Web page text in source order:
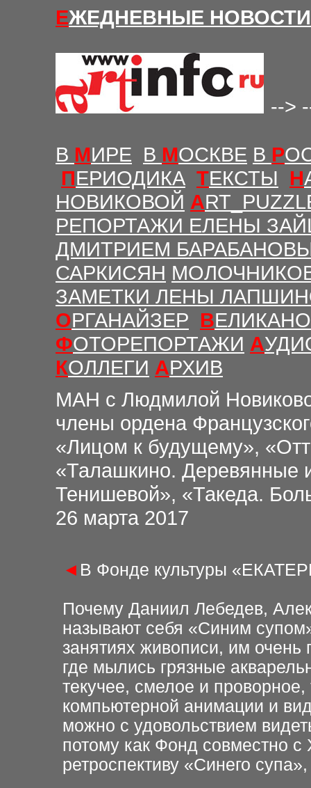
ЕЖЕДНЕВНЫЕ НОВОСТИ
-->
В МИРЕ В МОСКВЕ В Р
ПЕРИОДИКА ТЕКСТЫ Н
НОВИКОВОЙ A
РЕПОРТАЖИ ЕЛЕНЫ
ДМИТРИЕМ
САРКИСЯН
ЗАМЕТКИ ЛЕНЫ
ОРГАНАЙЗЕР В
ФОТОРЕПОРТАЖИ А
КОЛЛЕГИ АРХИВ
МАН с Людмилой
члены ордена
«Лицом к будущему»,
«Талашкино. Деревянные
Тенишевой», «Такеда.
26 марта 2017
◄ В Фонде культуры
Почему Даниил Лебедев,
называют себя «Синим
занятиях живописи, им очень
где мылись грязные
текучее, смелое и проворное,
компьютерной анимации и
можно с удовольствием
потому как Фонд cовместно с
ретроспективу «Синего